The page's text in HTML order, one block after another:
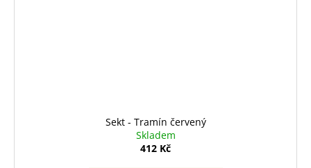
Sekt - Tramín červený
Skladem
412 Kč